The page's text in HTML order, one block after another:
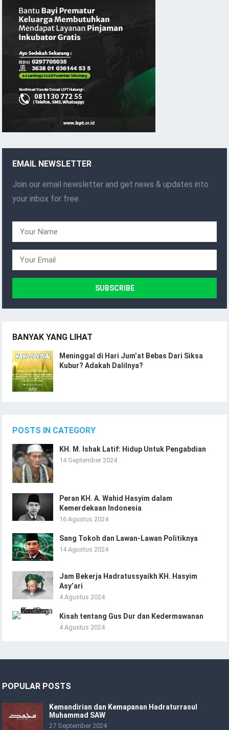
EMAIL NEWSLETTER
Join our email newsletter and get news & updates into
your inbox for free.
BANYAK YANG LIHAT
Meninggal di Hari Jum’at Bebas Dari Siksa
Kubur? Adakah Dalilnya?
POSTS IN CATEGORY
KH. M. Ishak Latif: Hidup Untuk Pengabdian
14 September 2024
Peran KH. A. Wahid Hasyim dalam
Kemerdekaan Indonesia
16 Agustus 2024
Sang Tokoh dan Lawan-Lawan Politiknya
14 Agustus 2024
Jam Bekerja Hadratussyaikh KH. Hasyim
Asy’ari
4 Agustus 2024
Kisah tentang Gus Dur dan Kedermawanan
4 Agustus 2024
POPULAR POSTS
Kemandirian dan Kemapanan Hadraturrasul
Muhammad SAW
27 September 2024